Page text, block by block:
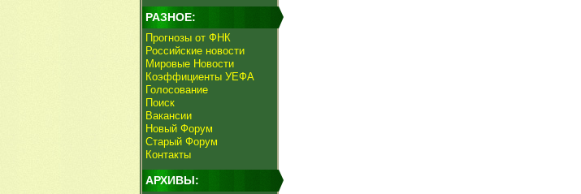
РАЗНОЕ:
Прогнозы от ФНК
Российские новости
Мировые Новости
Коэффициенты УЕФА
Голосование
Поиск
Вакансии
Новый Форум
Старый Форум
Контакты
АРХИВЫ: